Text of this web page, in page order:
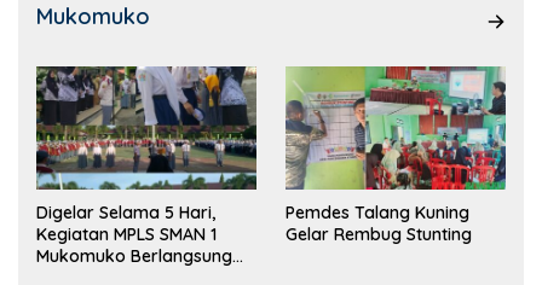
Mukomuko
Digelar Selama 5 Hari,
Kegiatan MPLS SMAN 1
Mukomuko Berlangsung
Pemdes Talang Kuning
Gelar Rembug Stunting